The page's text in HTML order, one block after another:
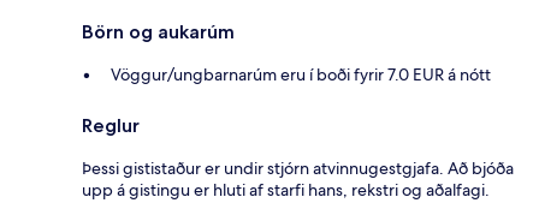
Börn og aukarúm
Vöggur/ungbarnarúm eru í boði fyrir 7.0 EUR á nótt
Reglur
Þessi gististaður er undir stjórn atvinnugestgjafa. Að bjóða
upp á gistingu er hluti af starfi hans, rekstri og aðalfagi.